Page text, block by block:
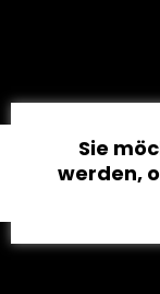
Sie
werden,